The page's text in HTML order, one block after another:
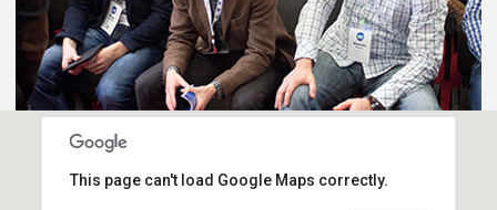
This page can't load Google Maps correctly.